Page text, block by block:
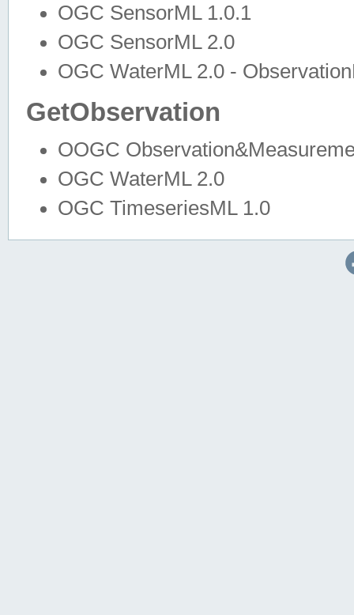
OGC SensorML 1.0.1
OGC SensorML 2.0
OGC WaterML 2.0 -
GetObservation
OOGC
OGC WaterML 2.0
OGC TimeseriesML 1.0